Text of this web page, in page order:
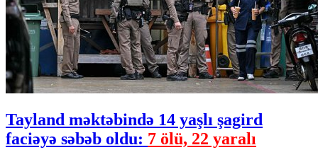
Tayland məktəbində 14 yaşlı şagird
faciəyə səbəb oldu: 7 ölü, 22 yaralı